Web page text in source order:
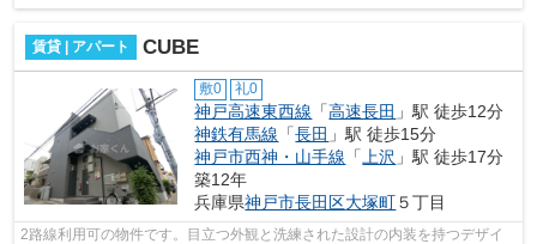
賃貸 | アパート CUBE
敷0 礼0
神戸高速東西線 「高速長田 」駅 徒歩12分
神鉄有馬線 「長田 」駅 徒歩15分
神戸市西神・山手線 「 上沢 」駅 徒歩17分
築12年
兵庫県神戸市長田区大塚町５丁目
2路線利用可の物件です。目立つ外観と洗練された設計の内装を持つデザイ